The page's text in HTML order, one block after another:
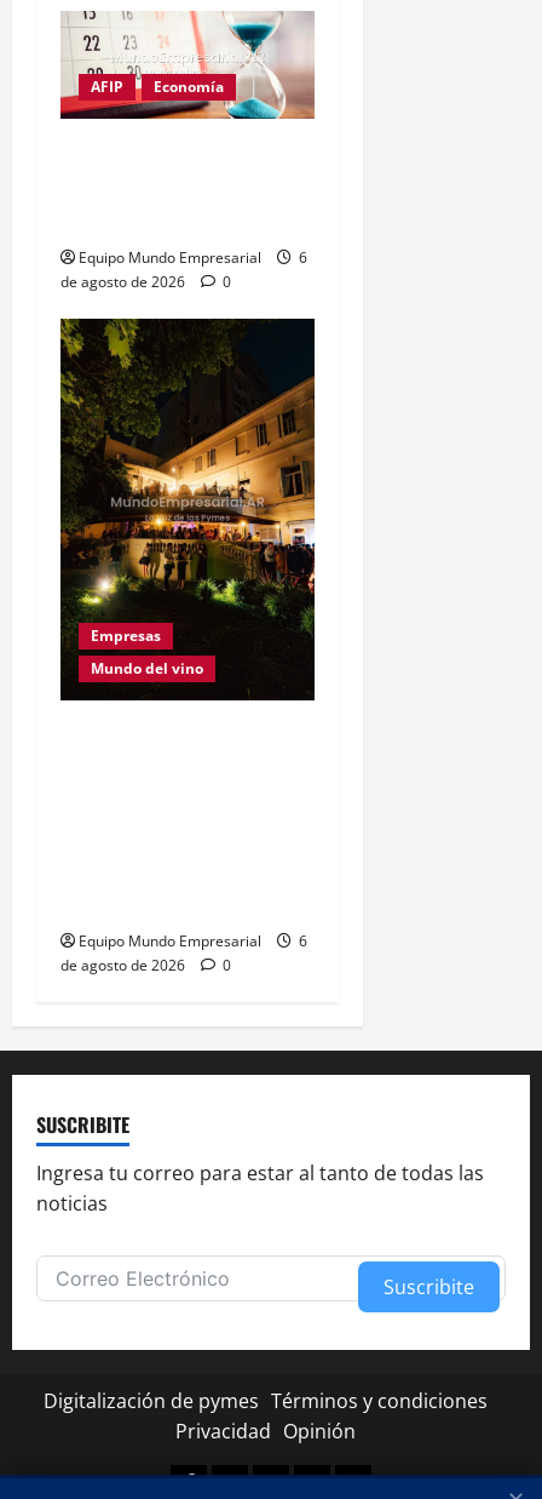
AFIP Economía
Equipo Mundo Empresarial
6
de agosto de 2026
0
Empresas
Mundo del vino
Equipo Mundo Empresarial
6
de agosto de 2026
0
SUSCRIBITE
Ingresa tu correo para estar al tanto de todas las
noticias
Suscribite
Digitalización de pymes Términos y condiciones
Privacidad Opinión
Facebook
TwitterLinkedinYoutubeInstagram